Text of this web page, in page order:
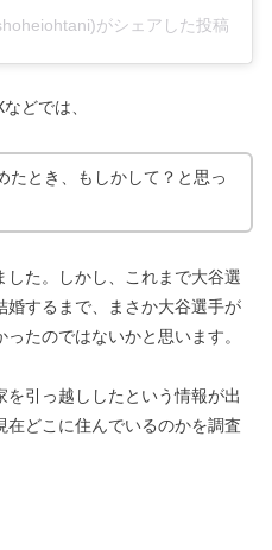
がシェアした投稿
どでは、
たとき、もしかして？と思っ
した。しかし、これまで大谷選
するまで、まさか大谷選手が
たのではないかと思います。
引っ越ししたという情報が出
どこに住んでいるのかを調査